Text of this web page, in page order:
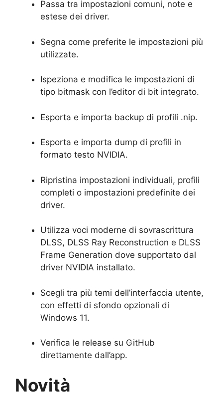
Passa tra impostazioni comuni, note e
estese dei driver.
Segna come preferite le impostazioni più
utilizzate.
Ispeziona e modifica le impostazioni di
tipo bitmask con l’editor di bit integrato.
Esporta e importa backup di profili .nip.
Esporta e importa dump di profili in
formato testo NVIDIA.
Ripristina impostazioni individuali, profili
completi o impostazioni predefinite dei
driver.
Utilizza voci moderne di sovrascrittura
DLSS, DLSS Ray Reconstruction e DLSS
Frame Generation dove supportato dal
driver NVIDIA installato.
Scegli tra più temi dell’interfaccia utente,
con effetti di sfondo opzionali di
Windows 11.
Verifica le release su GitHub
direttamente dall’app.
Novità